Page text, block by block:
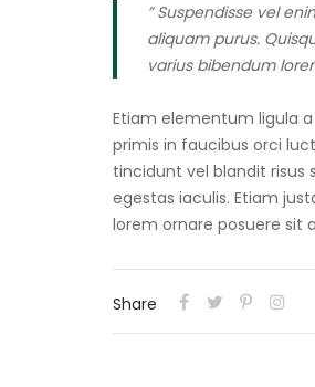
” Suspendisse vel
aliquam purus.
varius bibendum
Etiam elementum ligula
primis in faucibus orci
tincidunt vel blandit risus
egestas iaculis. Etiam
lorem ornare posuere sit
Share